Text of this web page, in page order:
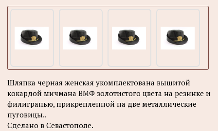
Шляпка черная женская укомплектована вышитой
кокардой мичмана ВМФ золотистого цвета на резинке и
филигранью, прикрепленной на две металлические
пуговицы..
Сделано в Севастополе.